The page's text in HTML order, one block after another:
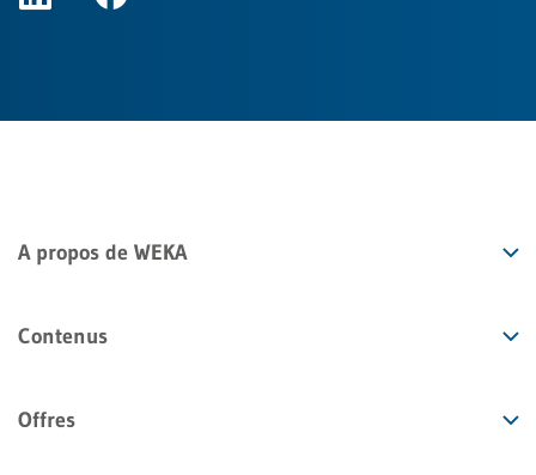
A propos de WEKA
Contenus
Offres